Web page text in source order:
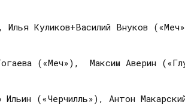
Илья Куликов+Василий Внуков
(«Меч»), Максим Аверин
(«Черчилль»), Антон